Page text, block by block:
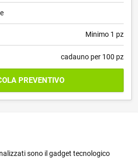
Minimo 1 pz
cadauno per 100 pz
PREVENTIVO
sono il gadget tecnologico